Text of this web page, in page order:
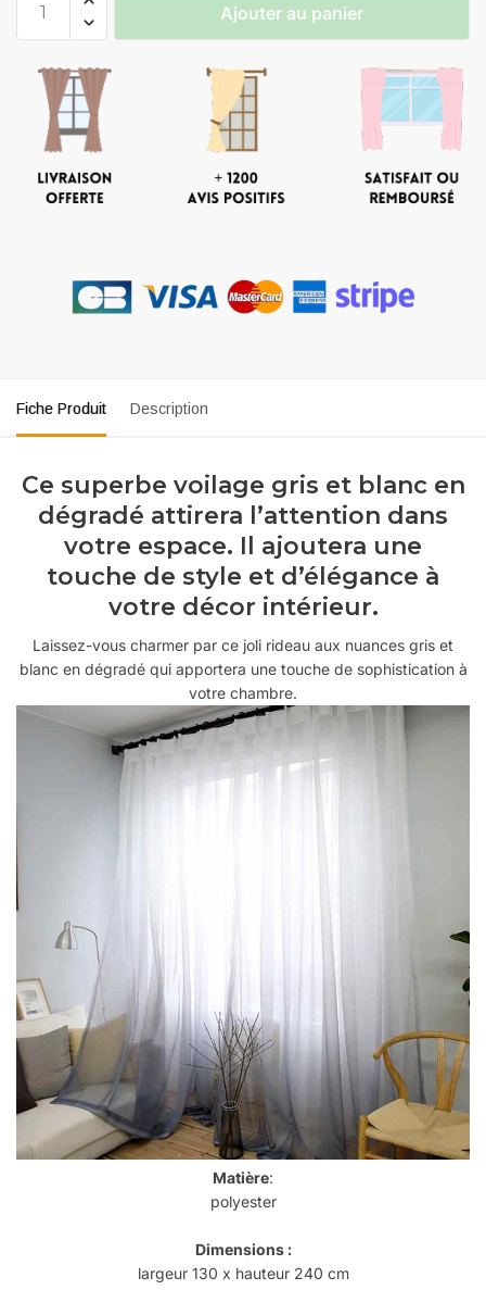
Ajouter au panier
Fiche Produit Description
Ce superbe voilage gris et blanc en
dégradé attirera l’attention dans
votre espace. Il ajoutera une
touche de style et d’élégance à
votre décor intérieur.
Laissez-vous charmer par ce joli rideau aux nuances gris et
blanc en dégradé qui apportera une touche de sophistication à
votre chambre.
Matière:
polyester
Dimensions :
largeur 130 x hauteur 240 cm